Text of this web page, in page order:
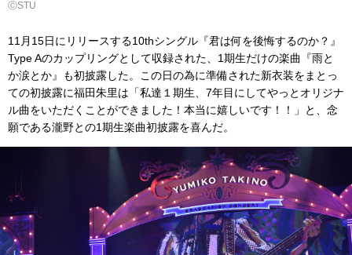
ⒸSTU
11月15日にリリースする10thシングル『君は何を後悔するのか？』
Type Aのカップリングとして収録された、1期生だけの楽曲『雨と
か涙とか』も初披露した。この日の為に準備された新衣装をまとっ
ての初披露に福田朱里は「私達１期生、7年目にしてやっとオリジナ
ル曲をいただくことができました！本当に嬉しいです！！」と、念
願である瀧野との1期生楽曲初披露を喜んだ。